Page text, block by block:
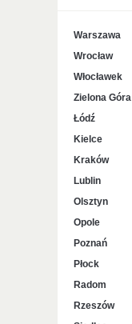
Warszawa
Wrocław
Włocławek
Zielona Góra
Łódź
Kielce
Kraków
Lublin
Olsztyn
Opole
Poznań
Płock
Radom
Rzeszów